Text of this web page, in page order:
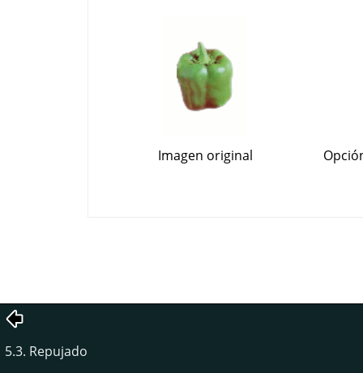
Imagen original
5.3. Repujado